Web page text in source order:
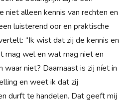
niet alleen kennis van rechten en
luisterend oor en praktische
“Ik wist dat zij de kennis en
mag wel en wat mag niet en
waar niet? Daarnaast is zij níet in
en weet ik dat zij
durft te handelen. Dat geeft mij